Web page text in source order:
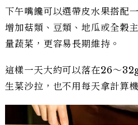
下午嘴饞可以選帶皮水果搭配
增加菇類、豆類、地瓜或全穀
量蔬菜，更容易長期維持。
這樣一天大約可以落在26～
生菜沙拉，也不用每天拿計算